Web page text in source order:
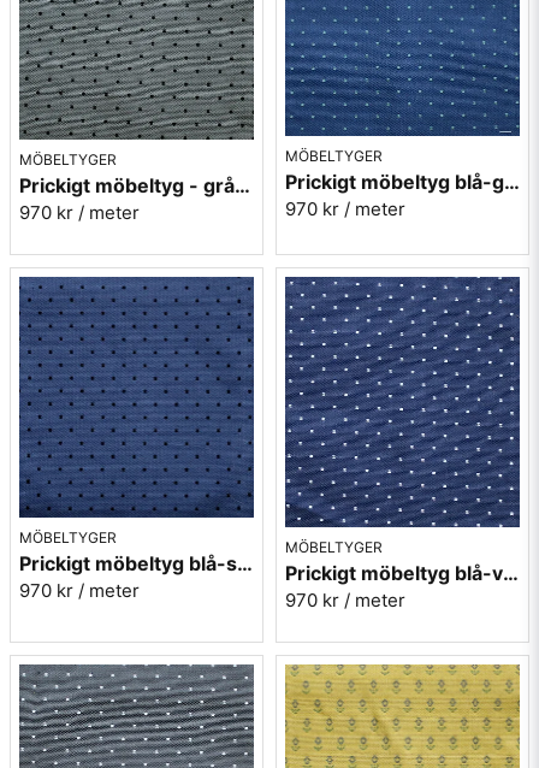
MÖBELTYGER
Prickigt möbeltyg - grå Micro nr.91
970 kr / meter
MÖBELTYGER
Prickigt möbeltyg blå-grön Micro nr.52
970 kr / meter
MÖBELTYGER
Prickigt möbeltyg blå-svart Micro nr.53
970 kr / meter
MÖBELTYGER
Prickigt möbeltyg blå-vit Micro nr.54
970 kr / meter